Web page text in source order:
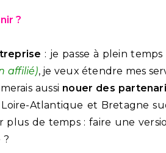
?
: je passe à plein
affilié), je veux étendre mes
aussi nouer des
Atlantique et Bretagne
plus de temps : faire une
?